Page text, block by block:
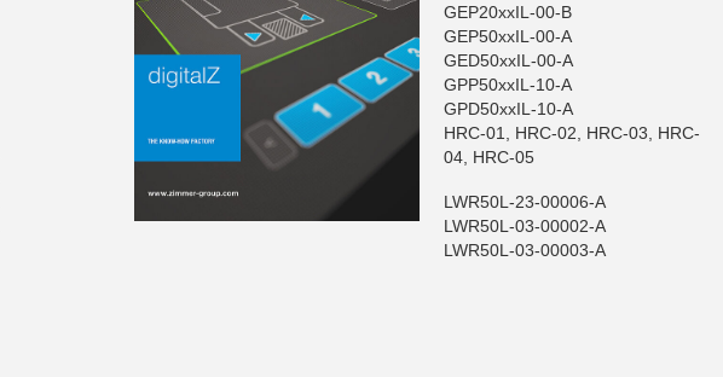
GEP20xxIL-00-B
GEP50xxIL-00-A
GED50xxIL-00-A
GPP50xxIL-10-A
GPD50xxIL-10-A
HRC-01, HRC-02, HRC-03, HRC-
04, HRC-05
LWR50L-23-00006-A
LWR50L-03-00002-A
LWR50L-03-00003-A